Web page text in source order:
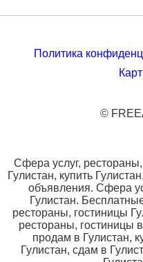
Политика
©
Сфера услуг,
Гулистан, купить
объявления. Сфера
Гулистан.
рестораны, гостиницы
рестораны, гостиницы
продам в Гулистан,
Гулистан, сдам в